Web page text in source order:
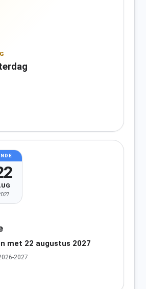
met 22 augustus 2027
2027